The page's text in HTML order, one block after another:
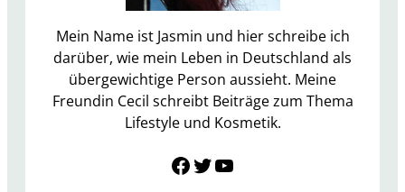
y
b
o
x
J
u
Mein Name ist Jasmin und hier schreibe ich
darüber, wie mein Leben in Deutschland als
übergewichtige Person aussieht. Meine
Freundin Cecil schreibt Beiträge zum Thema
Lifestyle und Kosmetik.
Link zu Facebook Twitter YouTube